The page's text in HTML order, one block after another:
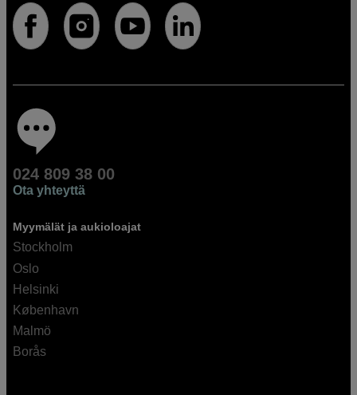
024 809 38 00
Ota yhteyttä
Myymälät ja aukioloajat
Stockholm
Oslo
Helsinki
København
Malmö
Borås